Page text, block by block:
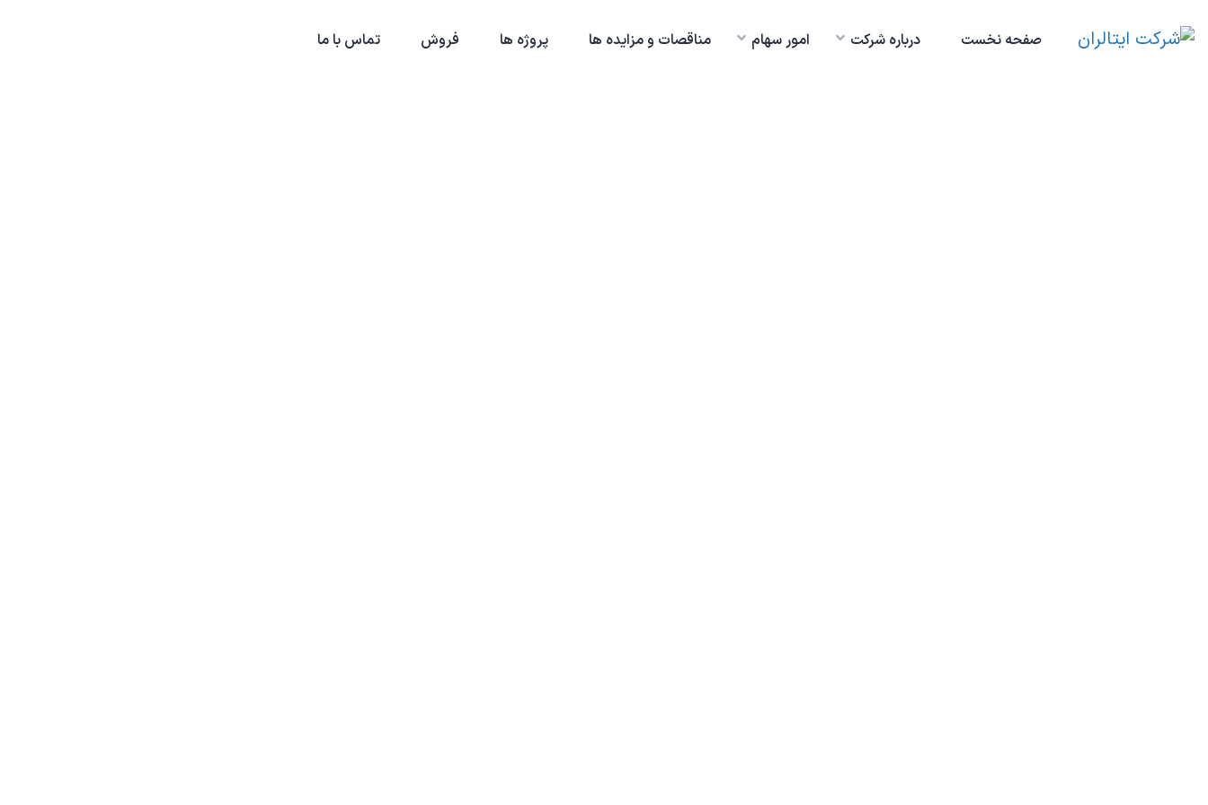
صفحه نخست درباره شرکت امور سهام مناقصات و مزایده ها پروژه ها فروش تماس با ما